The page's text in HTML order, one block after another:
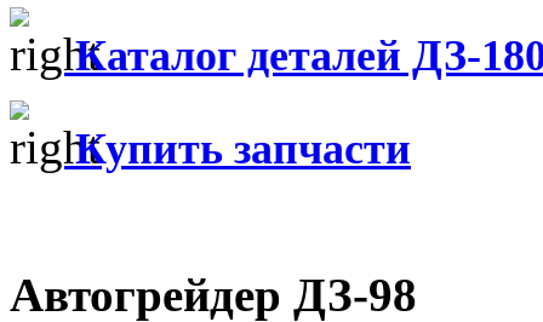
Каталог деталей ДЗ-
Купить запчасти
Автогрейдер ДЗ-98